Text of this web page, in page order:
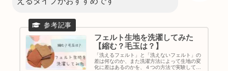
フェルト生地を洗濯してみた
【縮む？毛玉は？】
「洗えるフェルト」と「洗えないフェルト」の
差は何なのか、また洗濯方法によって生地の変
化に差はあるのかを、４つの方法で実験してみ